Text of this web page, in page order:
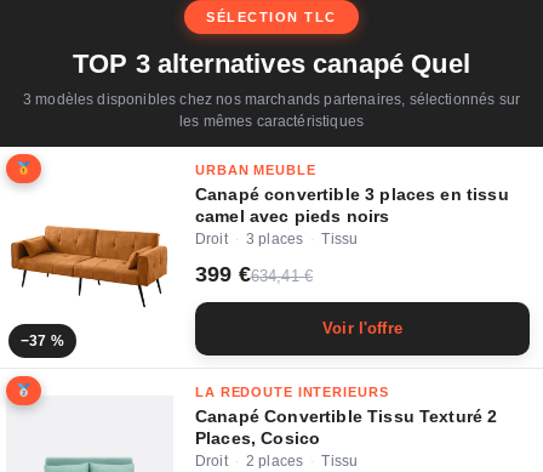
SÉLECTION TLC
TOP 3 alternatives canapé Quel
3 modèles disponibles chez nos marchands partenaires, sélectionnés sur
les mêmes caractéristiques
−37 %
URBAN MEUBLE
Canapé convertible 3 places en tissu
camel avec pieds noirs
Droit · 3 places · Tissu
399 €634,41 €
Voir l'offre
LA REDOUTE INTERIEURS
Canapé Convertible Tissu Texturé 2
Places, Cosico
Droit · 2 places · Tissu